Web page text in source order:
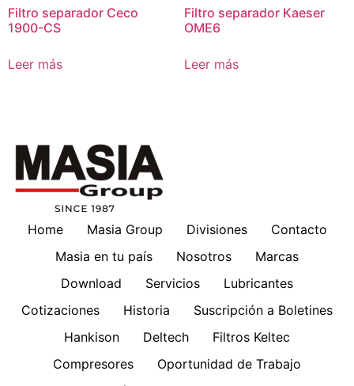
Filtro separador Ceco
1900-CS
Leer más
Filtro separador Kaeser
OME6
Leer más
Home Masia Group Divisiones
Contacto
Masia en tu país
Nosotros
Marcas
Download
Servicios
Lubricantes
Cotizaciones
Historia
Suscripción a Boletines
Hankison
Deltech
Filtros Keltec
Compresores
Oportunidad de Trabajo